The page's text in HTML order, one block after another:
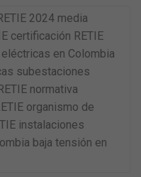
2024 media
certificación RETIE
en Colombia
subestaciones
normativa
organismo de
instalaciones
baja tensión en